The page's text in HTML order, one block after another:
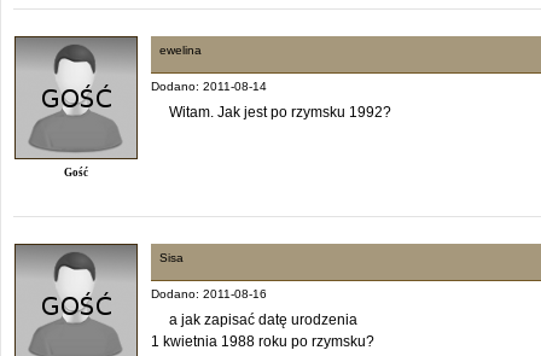
Gość
ewelina
Dodano: 2011-08-14
Witam. Jak jest po rzymsku 1992?
Sisa
Dodano: 2011-08-16
a jak zapisać datę urodzenia
1 kwietnia 1988 roku po rzymsku?